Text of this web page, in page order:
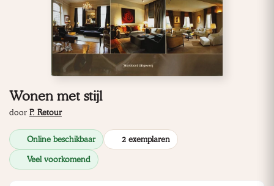
Wonen met stijl
door P. Retour
Online beschikbaar 2 exemplaren
Veel voorkomend